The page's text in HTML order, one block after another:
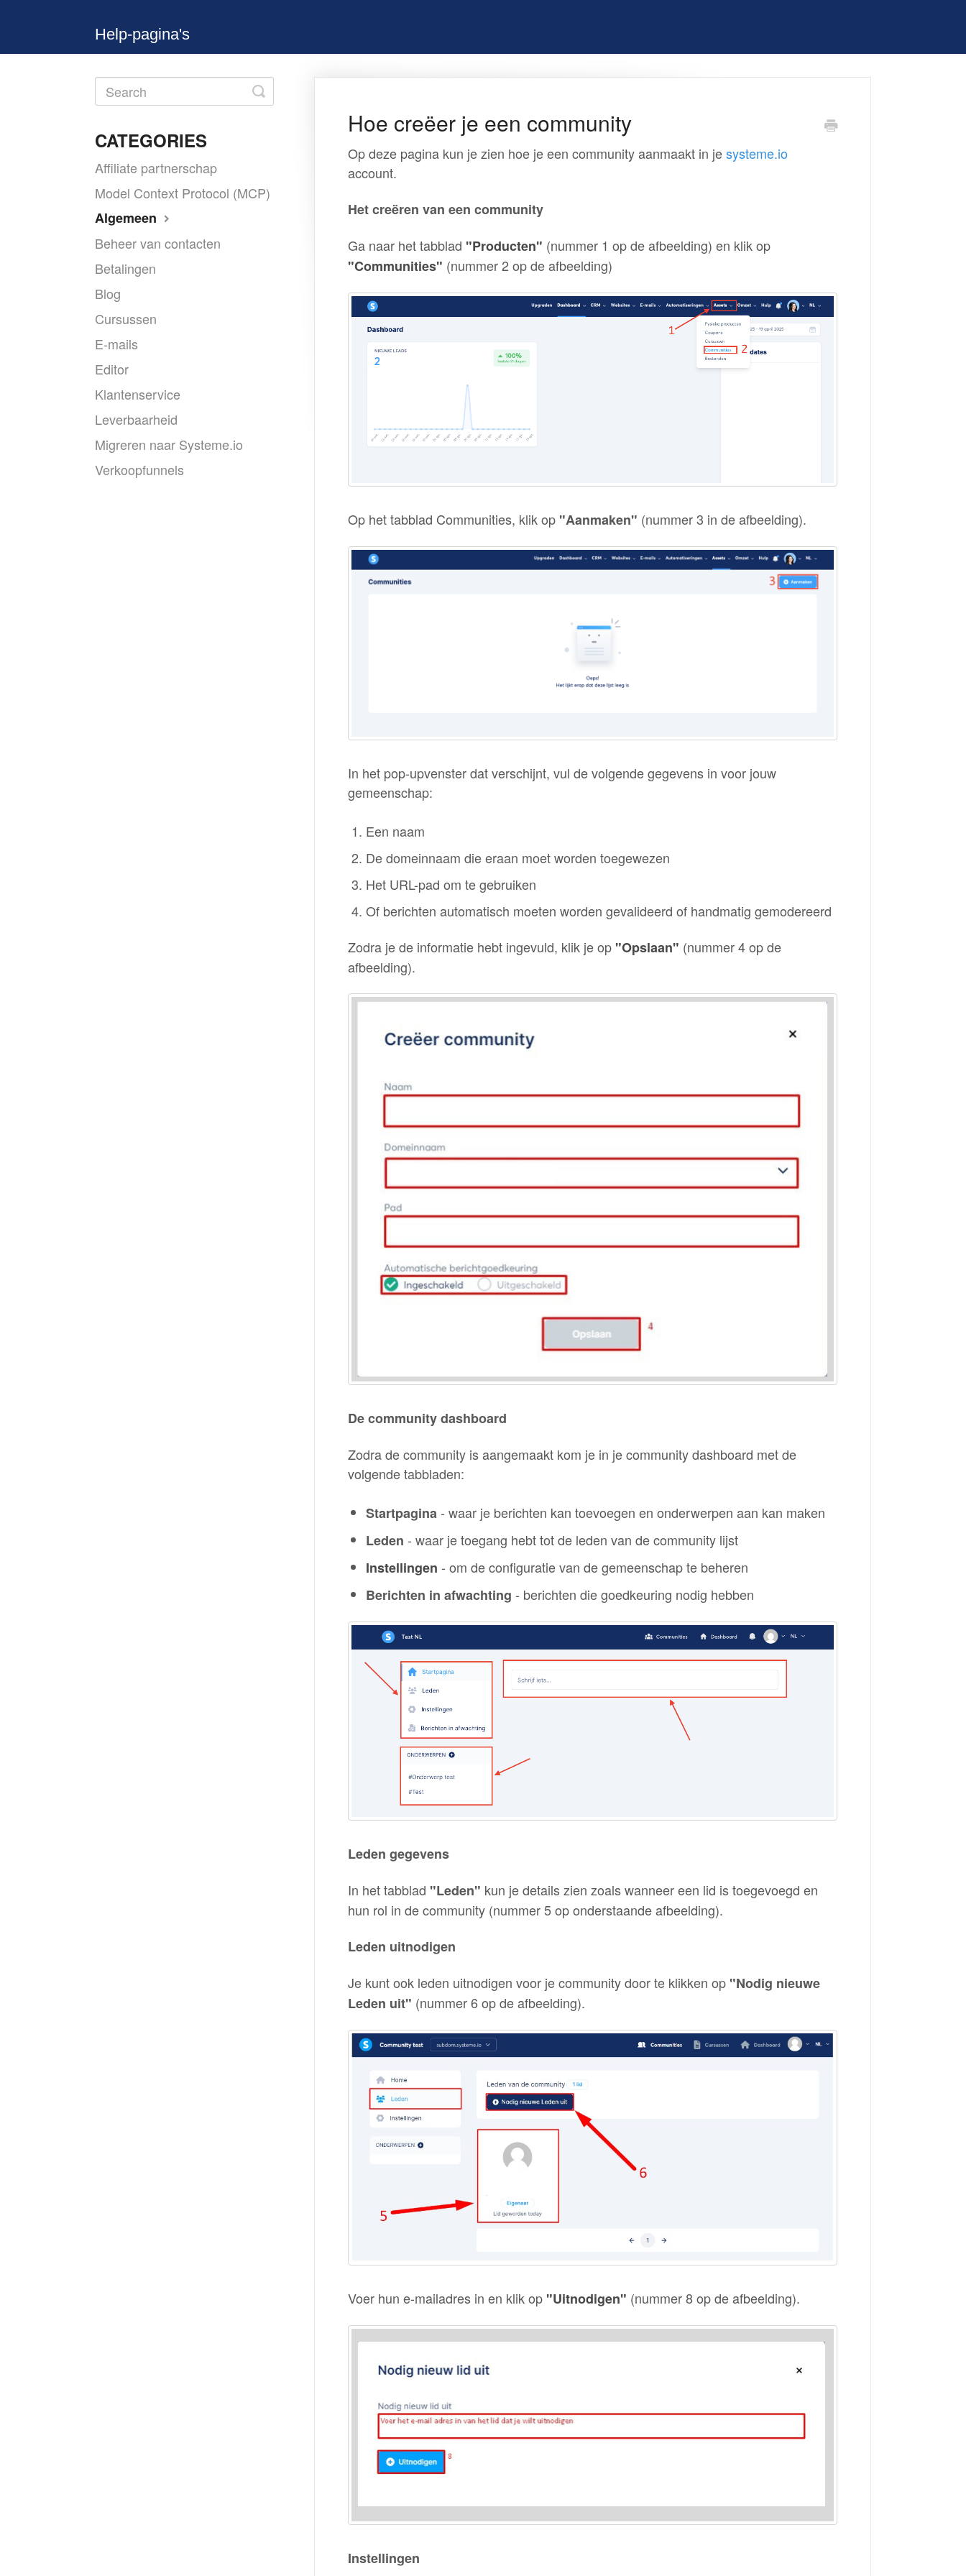
Help-pagina's
Hoe creëer je een community
Op deze pagina kun je zien hoe je een community aanmaakt in jesysteme.io
account.
Het creëren van een community
Ga naar het tabblad "Producten" (nummer 1 op de afbeelding) en klik op
"Communities" (nummer 2 op de afbeelding)
Op het tabblad Communities, klik op "Aanmaken" (nummer 3 in de afbeelding).
In het pop-upvenster dat verschijnt, vul de volgende gegevens in voor jouw
gemeenschap:
Een naam
De domeinnaam die eraan moet worden toegewezen
Het URL-pad om te gebruiken
Of berichten automatisch moeten worden gevalideerd of handmatig gemodereerd
Zodra je de informatie hebt ingevuld, klik je op"Opslaan" (nummer 4 op de
afbeelding).
De community dashboard
Zodra de community is aangemaakt kom je in je community dashboard met de
volgende tabbladen:
Startpagina- waar je berichten kan toevoegen en onderwerpen aan kan maken
Leden - waar je toegang hebt tot de leden van de community lijst
Instellingen - om de configuratie van de gemeenschap te beheren
Berichten in afwachting - berichten die goedkeuring nodig hebben
Leden gegevens
In het tabblad "Leden" kun je details zien zoals wanneer een lid is toegevoegd en
hun rol in de community (nummer 5 op onderstaande afbeelding).
Leden uitnodigen
Je kunt ook leden uitnodigen voor je community door te klikken op "Nodig nieuwe
Leden uit" (nummer 6 op de afbeelding).
Voer hun e-mailadres in en klik op "Uitnodigen" (nummer 8 op de afbeelding).
Instellingen
Toggle
Search
CATEGORIES
Affiliate partnerschap
Model Context Protocol (MCP)
Algemeen
Beheer van contacten
Betalingen
Blog
Cursussen
E-mails
Editor
Klantenservice
Leverbaarheid
Migreren naar Systeme.io
Verkoopfunnels